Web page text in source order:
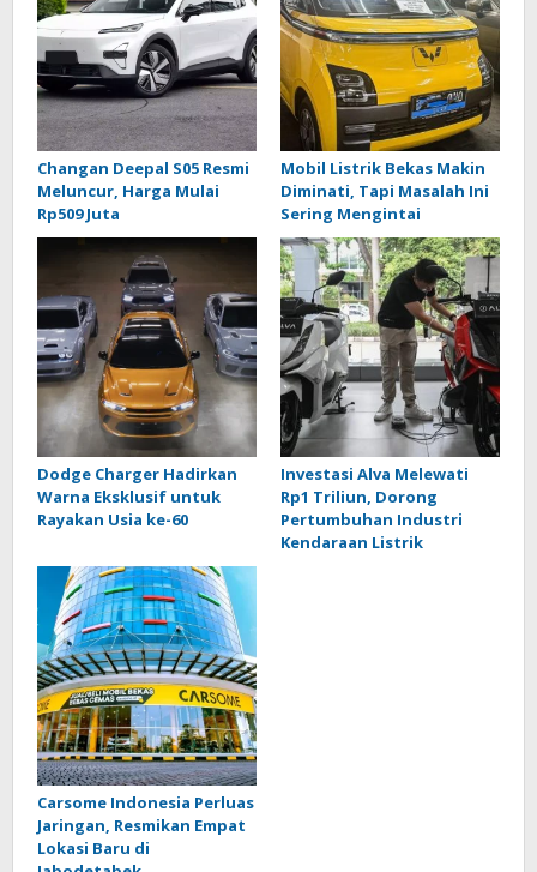
Changan Deepal S05 Resmi
Meluncur, Harga Mulai
Rp509 Juta
Mobil Listrik Bekas Makin
Diminati, Tapi Masalah Ini
Sering Mengintai
Dodge Charger Hadirkan
Warna Eksklusif untuk
Rayakan Usia ke-60
Investasi Alva Melewati
Rp1 Triliun, Dorong
Pertumbuhan Industri
Kendaraan Listrik
Carsome Indonesia Perluas
Jaringan, Resmikan Empat
Lokasi Baru di